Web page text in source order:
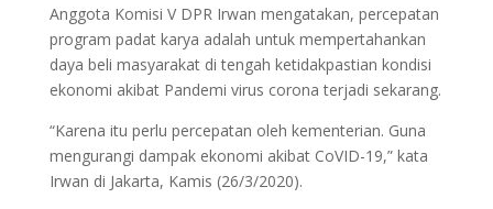
Anggota Komisi V DPR Irwan mengatakan, percepatan
program padat karya adalah untuk mempertahankan
daya beli masyarakat di tengah ketidakpastian kondisi
ekonomi akibat Pandemi virus corona terjadi sekarang.
“Karena itu perlu percepatan oleh kementerian. Guna
mengurangi dampak ekonomi akibat CoVID-19,” kata
Irwan di Jakarta, Kamis (26/3/2020).